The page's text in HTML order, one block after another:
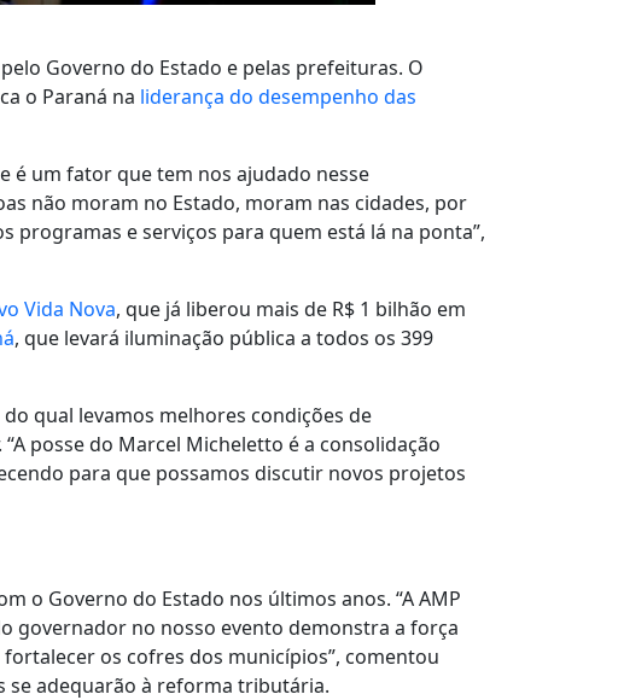
Governo do Estado e pelas prefeituras. O
o Paraná na liderança do desempenho das
é um fator que tem nos ajudado nesse
não moram no Estado, moram nas cidades, por
e serviços para quem está lá na ponta”,
Vida Nova, que já liberou mais de R$ 1 bilhão em
, que levará iluminação pública a todos os 399
qual levamos melhores condições de
posse do Marcel Micheletto é a consolidação
para que possamos discutir novos projetos
o Governo do Estado nos últimos anos. “A AMP
governador no nosso evento demonstra a força
os cofres dos municípios”, comentou
se adequarão à reforma tributária.